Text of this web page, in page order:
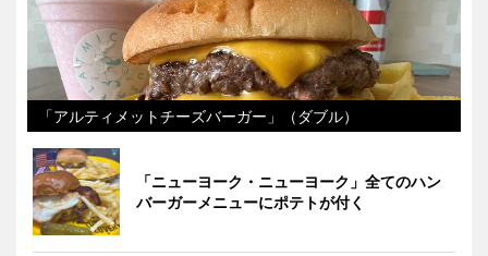
「アルティメットチーズバーガー」（ダブル）
「ニューヨーク・ニューヨーク」全てのハン
バーガーメニューにポテトが付く